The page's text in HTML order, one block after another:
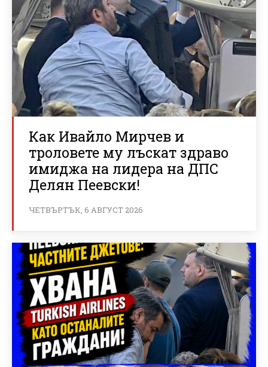
Как Ивайло Мирчев и
троловете му лъскат здраво
имиджа на лидера на ДПС
Делян Пеевски!
ЧЕТВЪРТЪК, 6 АВГУСТ 2026